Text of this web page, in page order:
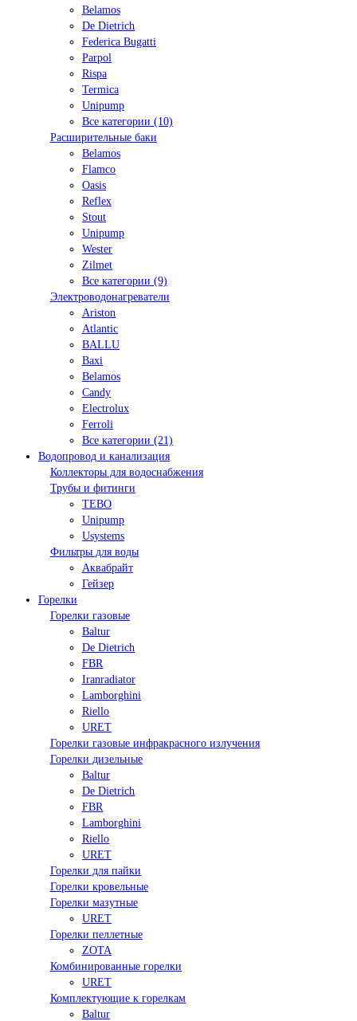
Belamos
De Dietrich
Federica Bugatti
Parpol
Rispa
Termica
Unipump
Все категории (10)
Расширительные баки
Belamos
Flamco
Oasis
Reflex
Stout
Unipump
Wester
Zilmet
Все категории (9)
Электроводонагреватели
Ariston
Atlantic
BALLU
Baxi
Belamos
Candy
Electrolux
Ferroli
Все категории (21)
Водопровод и канализация
Коллекторы для водоснабжения
Трубы и фитинги
TEBO
Unipump
Usystems
Фильтры для воды
Аквабрайт
Гейзер
Горелки
Горелки газовые
Baltur
De Dietrich
FBR
Iranradiator
Lamborghini
Riello
URET
Горелки газовые инфракрасного излучения
Горелки дизельные
Baltur
De Dietrich
FBR
Lamborghini
Riello
URET
Горелки для пайки
Горелки кровельные
Горелки мазутные
URET
Горелки пеллетные
ZOTA
Комбинированные горелки
URET
Комплектующие к горелкам
Baltur